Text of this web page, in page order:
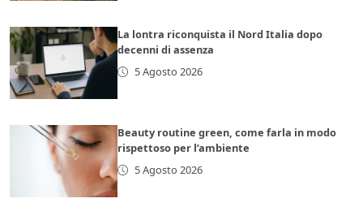
La lontra riconquista il Nord Italia dopo
decenni di assenza
5 Agosto 2026
Beauty routine green, come farla in modo
rispettoso per l’ambiente
5 Agosto 2026